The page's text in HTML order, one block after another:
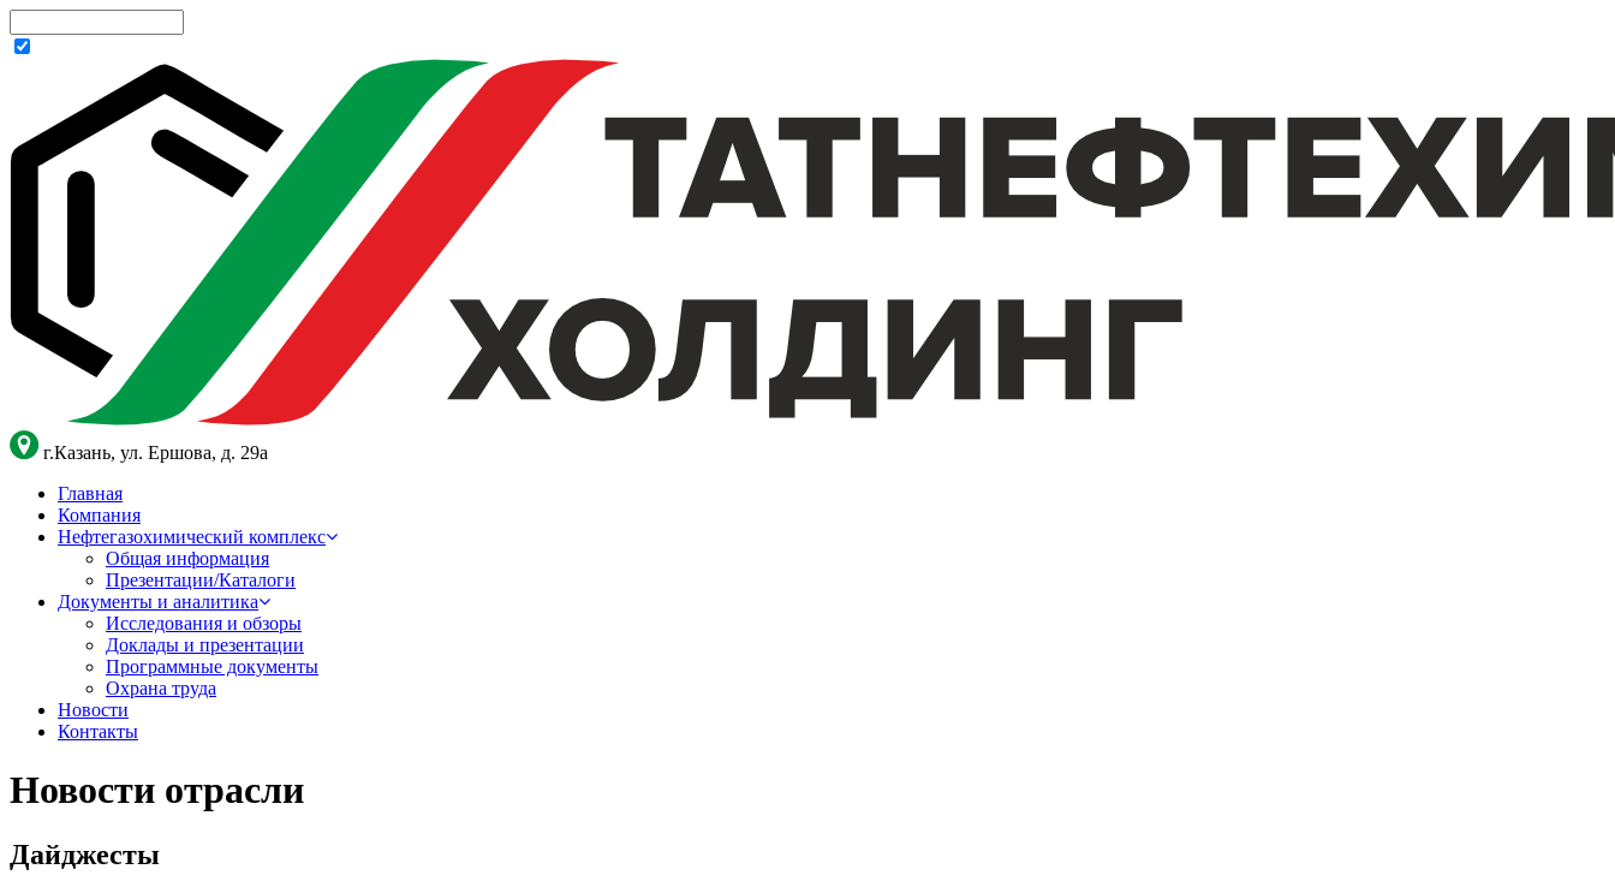
г.Казань, ул. Ершова, д. 29а
Главная
Компания
Нефтегазохимический комплекс
Общая информация
Презентации/Каталоги
Документы и аналитика
Исследования и обзоры
Доклады и презентации
Программные документы
Охрана труда
Новости
Контакты
Новости отрасли
Дайджесты